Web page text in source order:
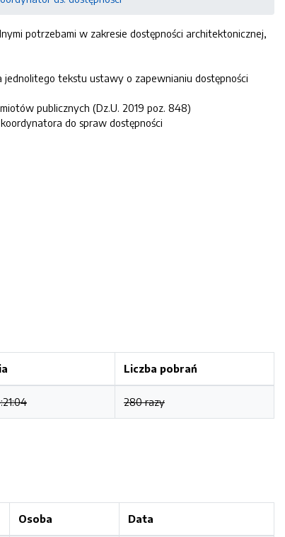
potrzebami w zakresie dostępności architektonicznej,
jednolitego tekstu ustawy o zapewnianiu dostępności
publicznych (Dz.U. 2019 poz. 848)
do spraw dostępności
Liczba pobrań
280 razy
Osoba Data